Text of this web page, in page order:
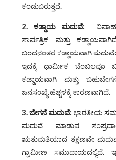
ಕಂಡುಬರುತ್ತದೆ.
2. ಕಡ್ಡಾಯ ಮದುವೆ:
ಸಾರ್ವತ್ರಿಕ ಮತ್ತು
ಬಂದನಂತರ ಕಡ್ಡಾಯವಾಗಿ
ಇದಕ್ಕೆ ಧಾರ್ಮಿಕ ಬೆಂಬಲವೂ
ಕಡ್ಡಾಯವಾಗಿ ಮತ್ತು
ಜನಸಂಖ್ಯೆ ಹೆಚ್ಚಳಕ್ಕೆ ಕಾರಣವಾಗಿದೆ.
3. ಬೇಗನೆ ಮದುವೆ: ಭಾರತೀಯ
ಮದುವೆ ಮಾಡುವ
ಋತುಮತಿಯಾದ ತಕ್ಷಣವೇ
ಗ್ರಾಮೀಣ ಸಮುದಾಯದಲ್ಲಿದೆ.